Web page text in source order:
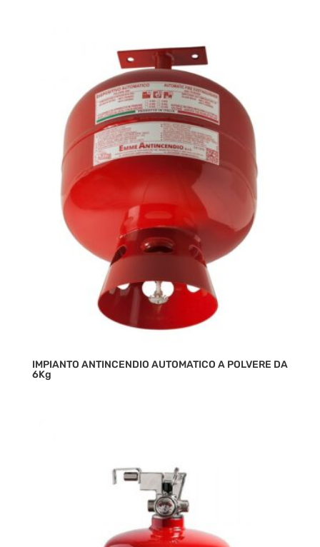
IMPIANTO ANTINCENDIO AUTOMATICO A POLVERE DA
6Kg